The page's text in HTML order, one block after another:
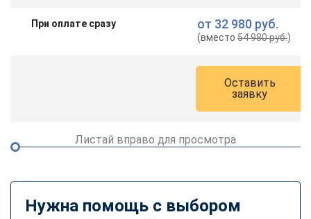
При оплате сразу от 32 980 руб.
(вместо54 980 руб.)
Оставить
заявку
Листай вправо для просмотра
Нужна помощь с выбором